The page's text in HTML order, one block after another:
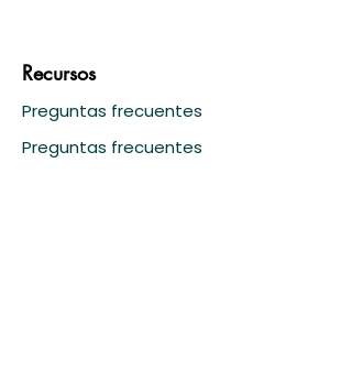
Recursos
Preguntas frecuentes
Preguntas frecuentes